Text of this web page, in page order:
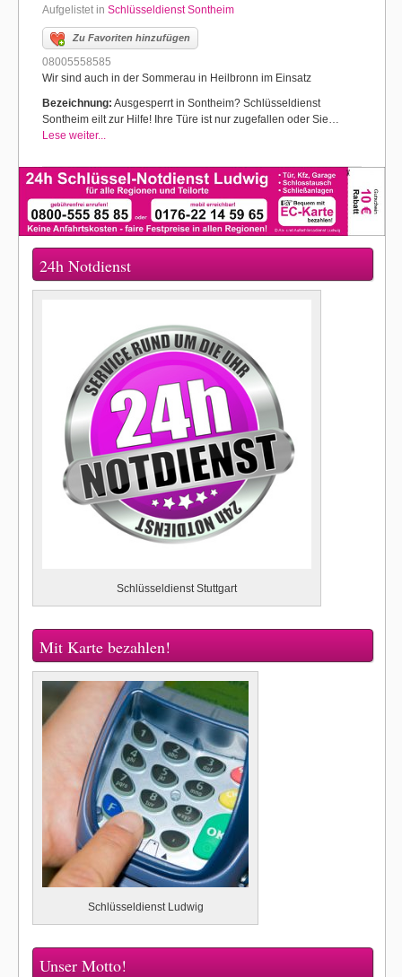
Aufgelistet in Schlüsseldienst Sontheim
Zu Favoriten hinzufügen
08005558585
Wir sind auch in der Sommerau in Heilbronn im Einsatz
Bezeichnung: Ausgesperrt in Sontheim? Schlüsseldienst
Sontheim eilt zur Hilfe! Ihre Türe ist nur zugefallen oder Sie…
Lese weiter...
24h Notdienst
Schlüsseldienst Stuttgart
Mit Karte bezahlen!
Schlüsseldienst Ludwig
Unser Motto!